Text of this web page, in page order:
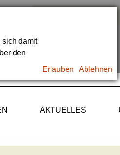
sich damit
den
Erlauben Ablehnen
AKTUELLES